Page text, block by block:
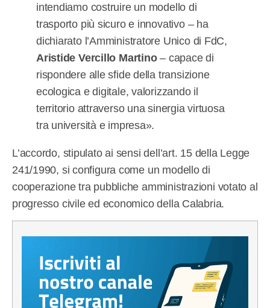
intendiamo costruire un modello di
trasporto più sicuro e innovativo – ha
dichiarato l’Amministratore Unico di FdC,
Aristide Vercillo Martino– capace di
rispondere alle sfide della transizione
ecologica e digitale, valorizzando il
territorio attraverso una sinergia virtuosa
tra università e impresa».
L’accordo, stipulato ai sensi dell’art. 15 della Legge
241/1990, si configura come un modello di
cooperazione tra pubbliche amministrazioni votato al
progresso civile ed economico della Calabria.